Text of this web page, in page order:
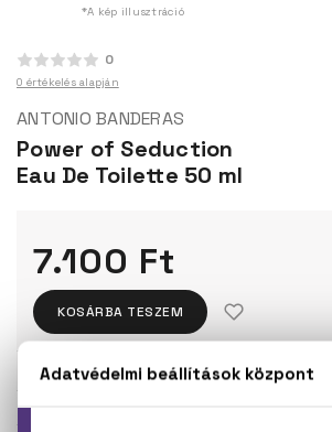
*A kép illusztráció
0
0 értékelés alapján
ANTONIO BANDERAS
Power of Seduction
Eau De Toilette 50 ml
7.100 Ft
KOSÁRBA TESZEM
Törzsvásárlóknak csak:6.745 Ft